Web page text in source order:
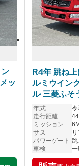
ッ
R4年 跳ね
ルミウイン
ル 三菱ふそ
年式
令
走行距離
ミッション
サス
パワーゲート
車検